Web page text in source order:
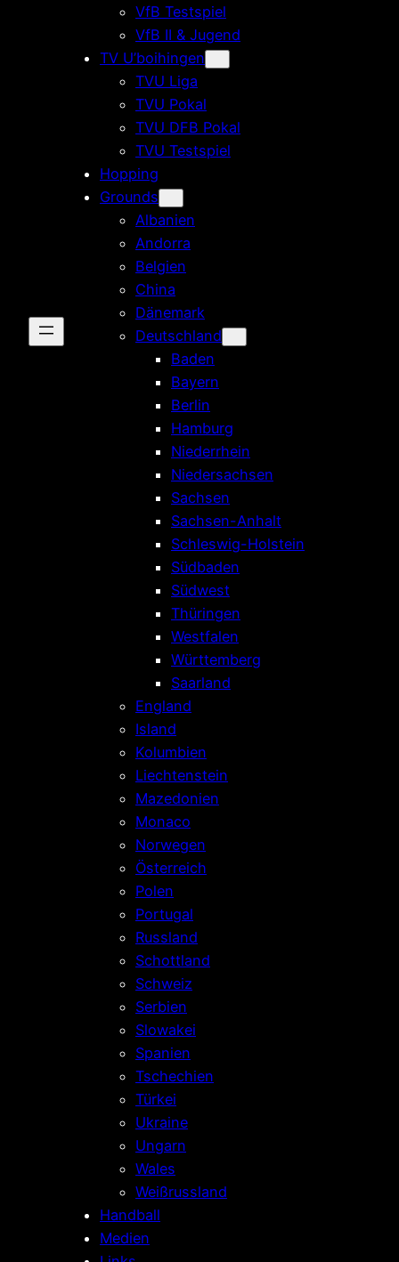
VfB Testspiel
VfB II & Jugend
TV U’boihingen
TVU Liga
TVU Pokal
TVU DFB Pokal
TVU Testspiel
Hopping
Grounds
Albanien
Andorra
Belgien
China
Dänemark
Deutschland
Baden
Bayern
Berlin
Hamburg
Niederrhein
Niedersachsen
Sachsen
Sachsen-Anhalt
Schleswig-Holstein
Südbaden
Südwest
Thüringen
Westfalen
Württemberg
Saarland
England
Island
Kolumbien
Liechtenstein
Mazedonien
Monaco
Norwegen
Österreich
Polen
Portugal
Russland
Schottland
Schweiz
Serbien
Slowakei
Spanien
Tschechien
Türkei
Ukraine
Ungarn
Wales
Weißrussland
Handball
Medien